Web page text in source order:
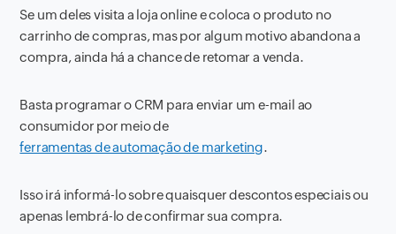
Se um deles visita a loja online e coloca o produto no
carrinho de compras, mas por algum motivo abandona a
compra, ainda há a chance de retomar a venda.
Basta programar o CRM para enviar um e-mail ao
consumidor por meio de
ferramentas de automação de marketing.
Isso irá informá-lo sobre quaisquer descontos especiais ou
apenas lembrá-lo de confirmar sua compra.